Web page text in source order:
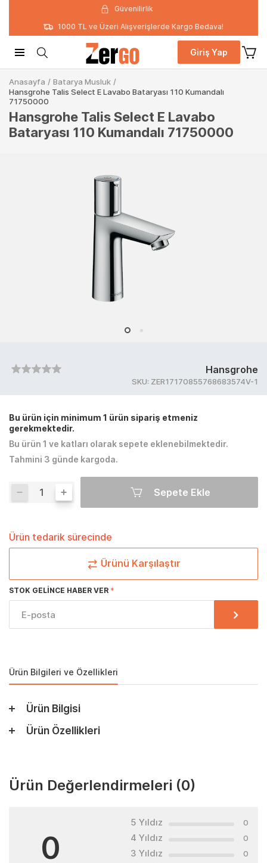
Güvenilirlik
1000 TL ve Üzeri Alışverişlerde Kargo Bedava!
Giriş Yap
Anasayfa / Batarya Musluk /
Hansgrohe Talis Select E Lavabo Bataryası 110 Kumandalı
71750000
Hansgrohe Talis Select E Lavabo
Bataryası 110 Kumandalı 71750000
Hansgrohe
SKU: ZER17170855768683574V-1
Bu ürün için minimum 1 ürün sipariş etmeniz
gerekmektedir.
Bu ürün 1 ve katları olarak sepete eklenebilmektedir.
Tahmini 3 günde kargoda.
Sepete Ekle
Ürün tedarik sürecinde
Ürünü Karşılaştır
STOK GELINCE HABER VER
Ürün Bilgileri ve Özellikleri
Ürün Bilgisi
Ürün Özellikleri
Ürün Değerlendirmeleri (0)
0
5 Yıldız 0
4 Yıldız 0
3 Yıldız 0